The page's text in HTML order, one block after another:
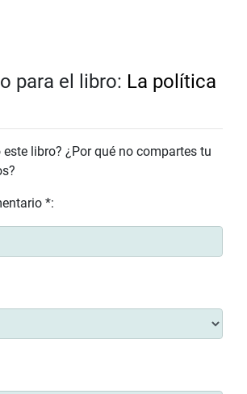
para el libro: La política
libro? ¿Por qué no compartes tu
*: